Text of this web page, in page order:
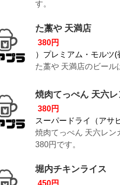
す。
た藁や 天満店
380円
）プレミアム・モルツ(
た藁や 天満店のビー
焼肉てっぺん 天六
380円
スーパードライ（アサ
焼肉てっぺん 天六レン
380円です。
堀内チキンライス